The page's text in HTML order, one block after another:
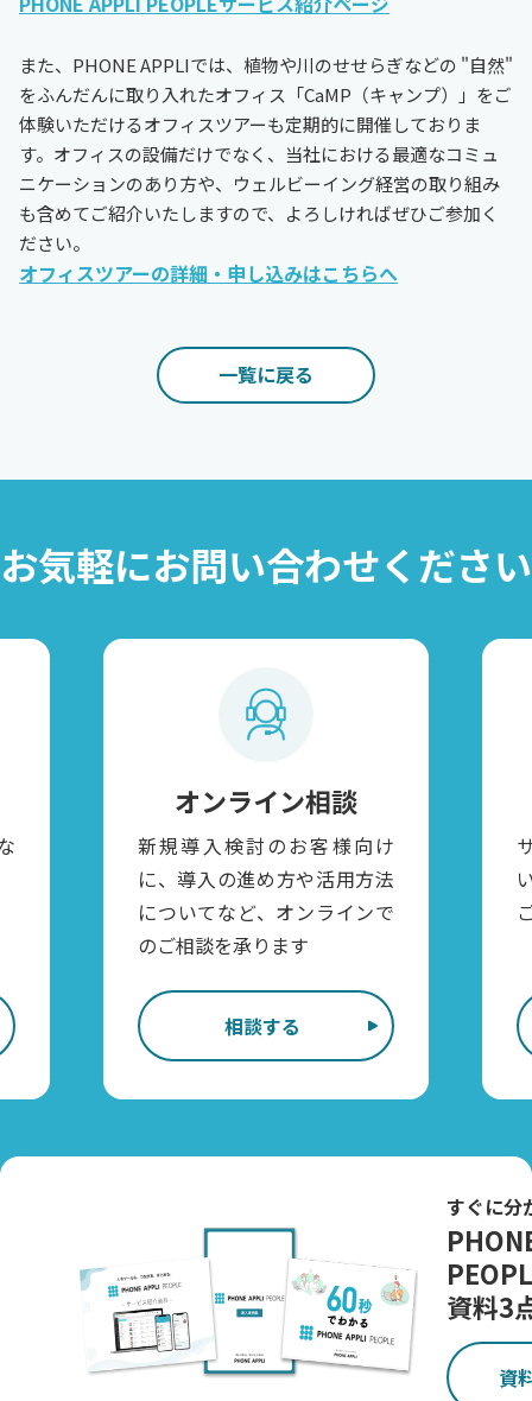
また、PHONE APPLIでは、植物や川のせせらぎなどの "自然"
をふんだんに取り入れたオフィス「CaMP（キャンプ）」をご
体験いただけるオフィスツアーも定期的に開催しておりま
す。オフィスの設備だけでなく、当社における最適なコミュ
ニケーションのあり方や、ウェルビーイング経営の取り組み
も含めてご紹介いたしますので、よろしければぜひご参加く
ださい。
オフィスツアーの詳細・申し込みはこちらへ
一覧に戻る
お気軽にお問い合わせください
オンライン相談
新規導入検討のお客様向け
に、導入の進め方や活用方法
についてなど、オンラインで
のご相談を承ります
相談する
すぐに分
資料3
資